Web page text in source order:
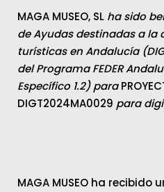
MAGA MUSEO, SL ha sido
de Ayudas destinadas a la
turísticas en Andalucía
del Programa FEDER
Específico 1.2) para
DIGT2024MA0029 para
MAGA MUSEO ha recibido